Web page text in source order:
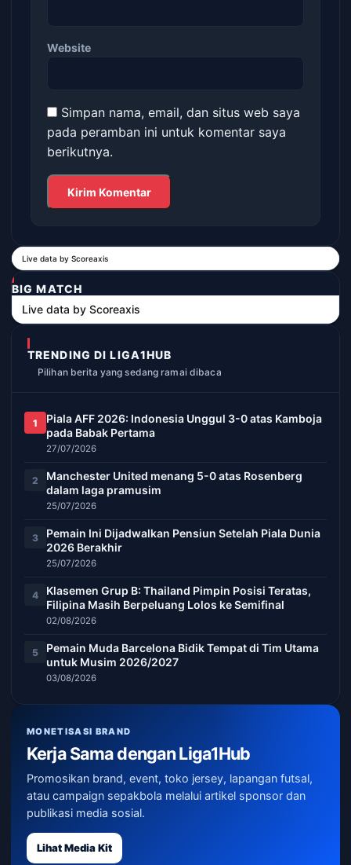
Website
Simpan nama, email, dan situs web saya
pada peramban ini untuk komentar saya
berikutnya.
Live data by Scoreaxis
BIG MATCH
Live data by Scoreaxis
TRENDING DI LIGA1HUB
Pilihan berita yang sedang ramai dibaca
1
Piala AFF 2026: Indonesia Unggul 3-0 atas Kamboja
pada Babak Pertama
27/07/2026
2
Manchester United menang 5-0 atas Rosenberg
dalam laga pramusim
25/07/2026
3
Pemain Ini Dijadwalkan Pensiun Setelah Piala Dunia
2026 Berakhir
25/07/2026
4
Klasemen Grup B: Thailand Pimpin Posisi Teratas,
Filipina Masih Berpeluang Lolos ke Semifinal
02/08/2026
5
Pemain Muda Barcelona Bidik Tempat di Tim Utama
untuk Musim 2026/2027
03/08/2026
MONETISASI BRAND
Kerja Sama dengan Liga1Hub
Promosikan brand, event, toko jersey, lapangan futsal,
atau campaign sepakbola melalui artikel sponsor dan
publikasi media sosial.
Lihat Media Kit